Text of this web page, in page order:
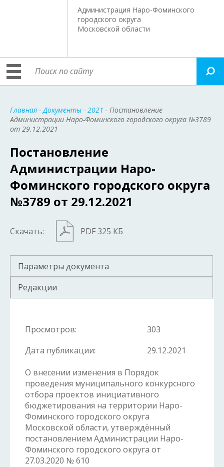
Администрация Наро-Фоминского
городского округа
Московской области
Главная -Документы - 2021 - Постановление
Администрации Наро-Фоминского городского округа №3789
от 29.12.2021
Постановление
Администрации Наро-
Фоминского городского округа
№3789 от 29.12.2021
Скачать: PDF 325 КБ
Параметры документа
Редакции
Просмотров:
303
Дата публикации:
29.12.2021
О внесении изменения в Порядок
проведения муниципального конкурсного
отбора проектов инициативного
бюджетирования на территории Наро-
Фоминского городского округа
Московской области, утверждённый
постановлением Администрации Наро-
Фоминского городского округа от
27.03.2020 № 610